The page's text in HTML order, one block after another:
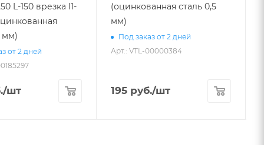
L-150 врезка l1-
мм)
от 2 дней
/шт
(оцинкованная сталь 0,5
мм)
Под заказ от 2 дней
Арт.: VTL-00000384
195 руб./шт